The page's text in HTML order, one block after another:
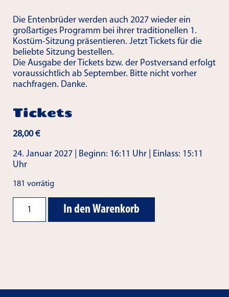
Die Entenbrüder werden auch 2027 wieder ein
großartiges Programm bei ihrer traditionellen 1.
Kostüm-Sitzung präsentieren. Jetzt Tickets für die
beliebte Sitzung bestellen.
Die Ausgabe der Tickets bzw. der Postversand erfolgt
voraussichtlich ab September. Bitte nicht vorher
nachfragen. Danke.
Tickets
28,00€
24. Januar 2027 | Beginn: 16:11 Uhr | Einlass: 15:11
Uhr
181 vorrätig
CVE-
In den Warenkorb